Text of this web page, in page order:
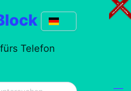
Telefon